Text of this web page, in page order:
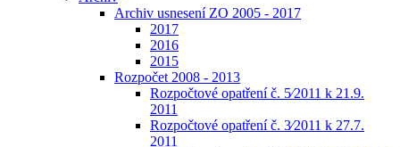
Archiv usnesení ZO 2005 - 2017
2017
2016
2015
Rozpočet 2008 - 2013
Rozpočtové opatření č. 5⁄2011 k 21.9.
2011
Rozpočtové opatření č. 3⁄2011 k 27.7.
2011